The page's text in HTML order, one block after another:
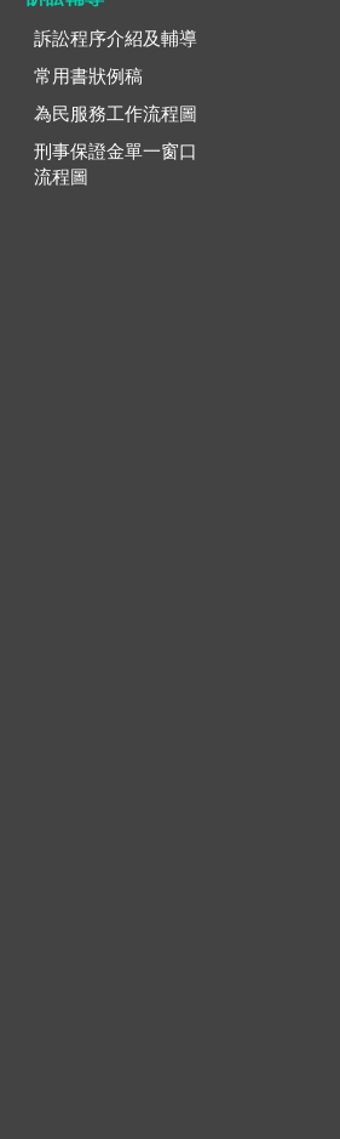
訴訟程序介紹及輔導
常用書狀例稿
為民服務工作流程圖
刑事保證金單一窗口
流程圖